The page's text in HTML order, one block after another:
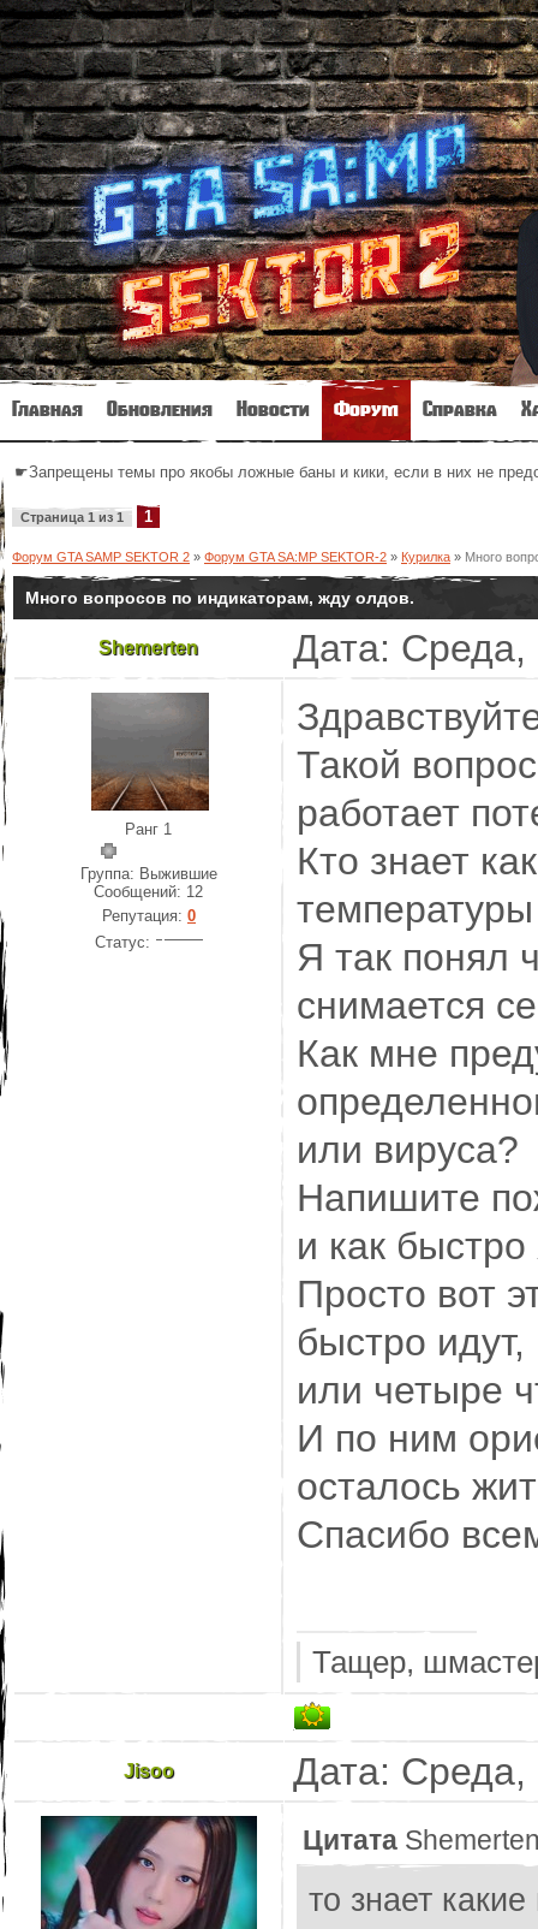
Главная Обновления Новости Форум Справка
☛Запрещены темы про якобы ложные баны и кики, если в них не
Страница 1 из 1 1
Форум GTA SAMP SEKTOR 2 » Форум GTA SA:MP SEKTOR-2 » Курилка » Много
Много вопросов по индикаторам, жду олдов.
Shemerten Дата:
Ранг 1
Группа: Выжившие
Сообщений: 12
Репутация: 0
Статус:
Такой
работает
Кто знает
Я так понял
снимается
Как мне
или вируса?
Напишите
и как
Просто вот
быстро
или четыре
И по ним
осталось
Спасибо
Тащер,
Jisoo Дата:
Цитата
то знает